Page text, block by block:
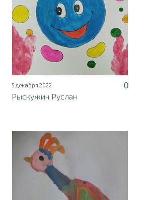
5 декабря 2022
0
Рыскужин Руслан